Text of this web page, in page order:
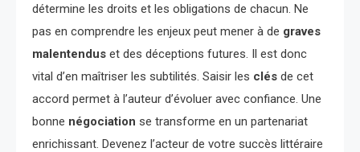
détermine les droits et les obligations de chacun. Ne
pas en comprendre les enjeux peut mener à de graves
malentendus et des déceptions futures. Il est donc
vital d’en maîtriser les subtilités. Saisir les clés de cet
accord permet à l’auteur d’évoluer avec confiance. Une
bonne négociation se transforme en un partenariat
enrichissant. Devenez l’acteur de votre succès littéraire